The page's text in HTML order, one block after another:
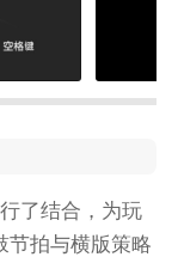
了结合，为玩
节拍与横版策略